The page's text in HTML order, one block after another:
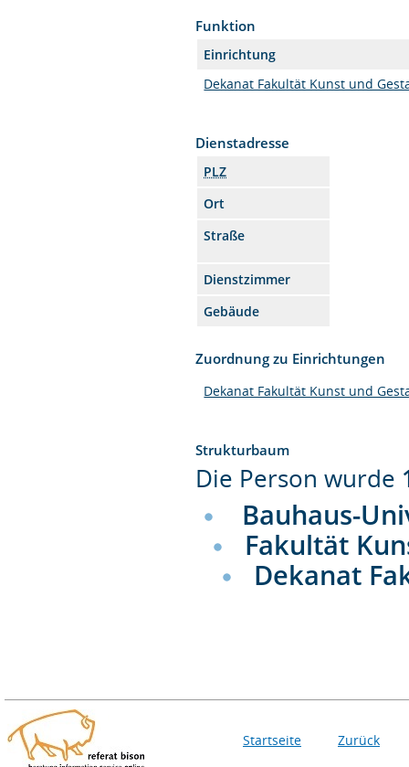
Funktion
Einrichtung
Dekanat Fakultät Kunst und
Dienstadresse
PLZ
Ort
Straße
Dienstzimmer
Gebäude
Zuordnung zu Einrichtungen
Dekanat Fakultät Kunst und
Strukturbaum
Die Person wurde
Bauhaus-
Fakultät
Dekanat
Startseite Zurück